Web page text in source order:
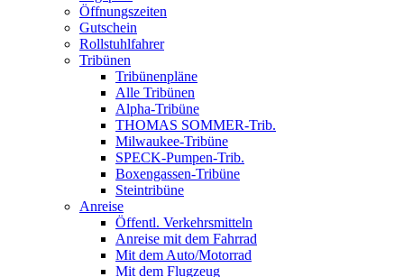
Öffnungszeiten
Gutschein
Rollstuhlfahrer
Tribünen
Tribünenpläne
Alle Tribünen
Alpha-Tribüne
THOMAS SOMMER-Trib.
Milwaukee-Tribüne
SPECK-Pumpen-Trib.
Boxengassen-Tribüne
Steintribüne
Anreise
Öffentl. Verkehrsmitteln
Anreise mit dem Fahrrad
Mit dem Auto/Motorrad
Mit dem Flugzeug